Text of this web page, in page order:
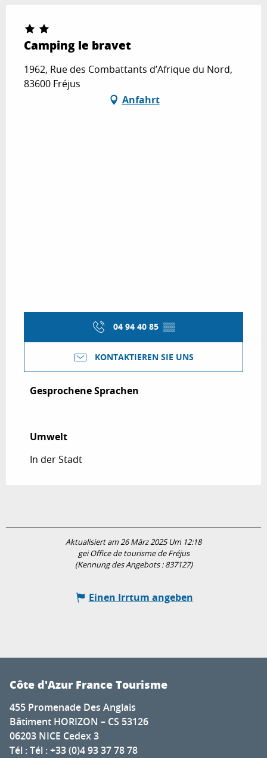
Camping le bravet
1962, Rue des Combattants d’Afrique du Nord,
83600 Fréjus
Anfahrt
04 94 40 85 ▒▒
KONTAKTIEREN SIE UNS
Gesprochene Sprachen
Gesprochene Sprachen
Umwelt
Umwelt
In der Stadt
Aktualisiert am 26 März 2025 Um 12:18
gei Office de tourisme de Fréjus
(Kennung des Angebots :837127)
Einen Irrtum angeben
Côte d'Azur France Tourisme
455 Promenade Des Anglais
Bâtiment HORIZON – CS 53126
06203 NICE Cedex 3
Tél : Tél : +33 (0)4 93 37 78 78